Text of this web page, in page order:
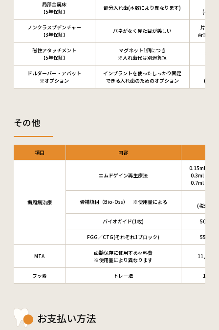
局部金属床
【5年保証】
部分入れ歯(本数により異なります)
(税込
ノンクラスプデンチャー
【3年保証】
バネがなく見た目が美しい
片側
両側
磁性アタッチメント
【5年保証】
マグネット1個につき
※入れ歯代は別途負担
ドルダーバー・アバット
※オプション
インプラントを使ったしっかり固定
できる入れ歯のためのオプション
(税込
その他
項目 内容
歯周病治療
エムドゲイン再生療法
0.15ml
0.3ml
0.7ml
骨補填材（Bio-Oss） ※使用量による
(税込
バイオガイド(1枚) 50,000
FGG／CTG(それぞれ1ブロック) 55,000
MTA
歯髄保存に使用する材料費
※使用量により異なります
11,000
フッ素 トレー法 1,500
お支払い方法